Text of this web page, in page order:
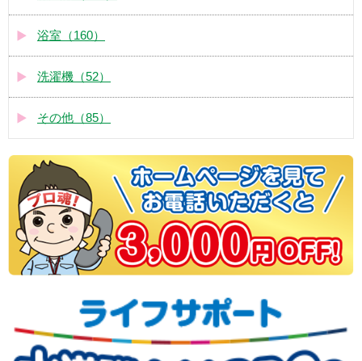
浴室（160）
洗濯機（52）
その他（85）